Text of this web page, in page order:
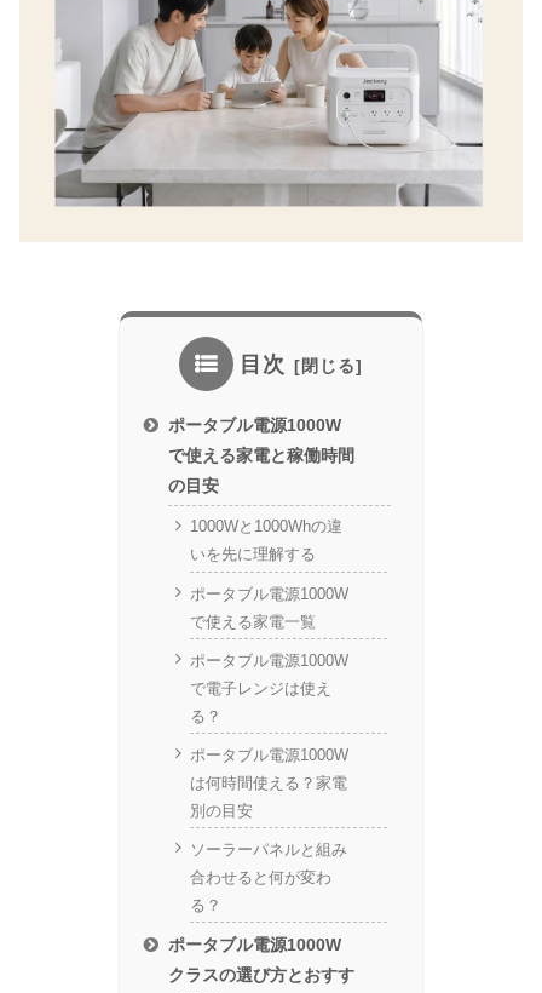
目次
ポータブル電源1000W
で使える家電と稼働時間
の目安
1000Wと1000Whの違
いを先に理解する
ポータブル電源1000W
で使える家電一覧
ポータブル電源1000W
で電子レンジは使え
る？
ポータブル電源1000W
は何時間使える？家電
別の目安
ソーラーパネルと組み
合わせると何が変わ
る？
ポータブル電源1000W
クラスの選び方とおすす